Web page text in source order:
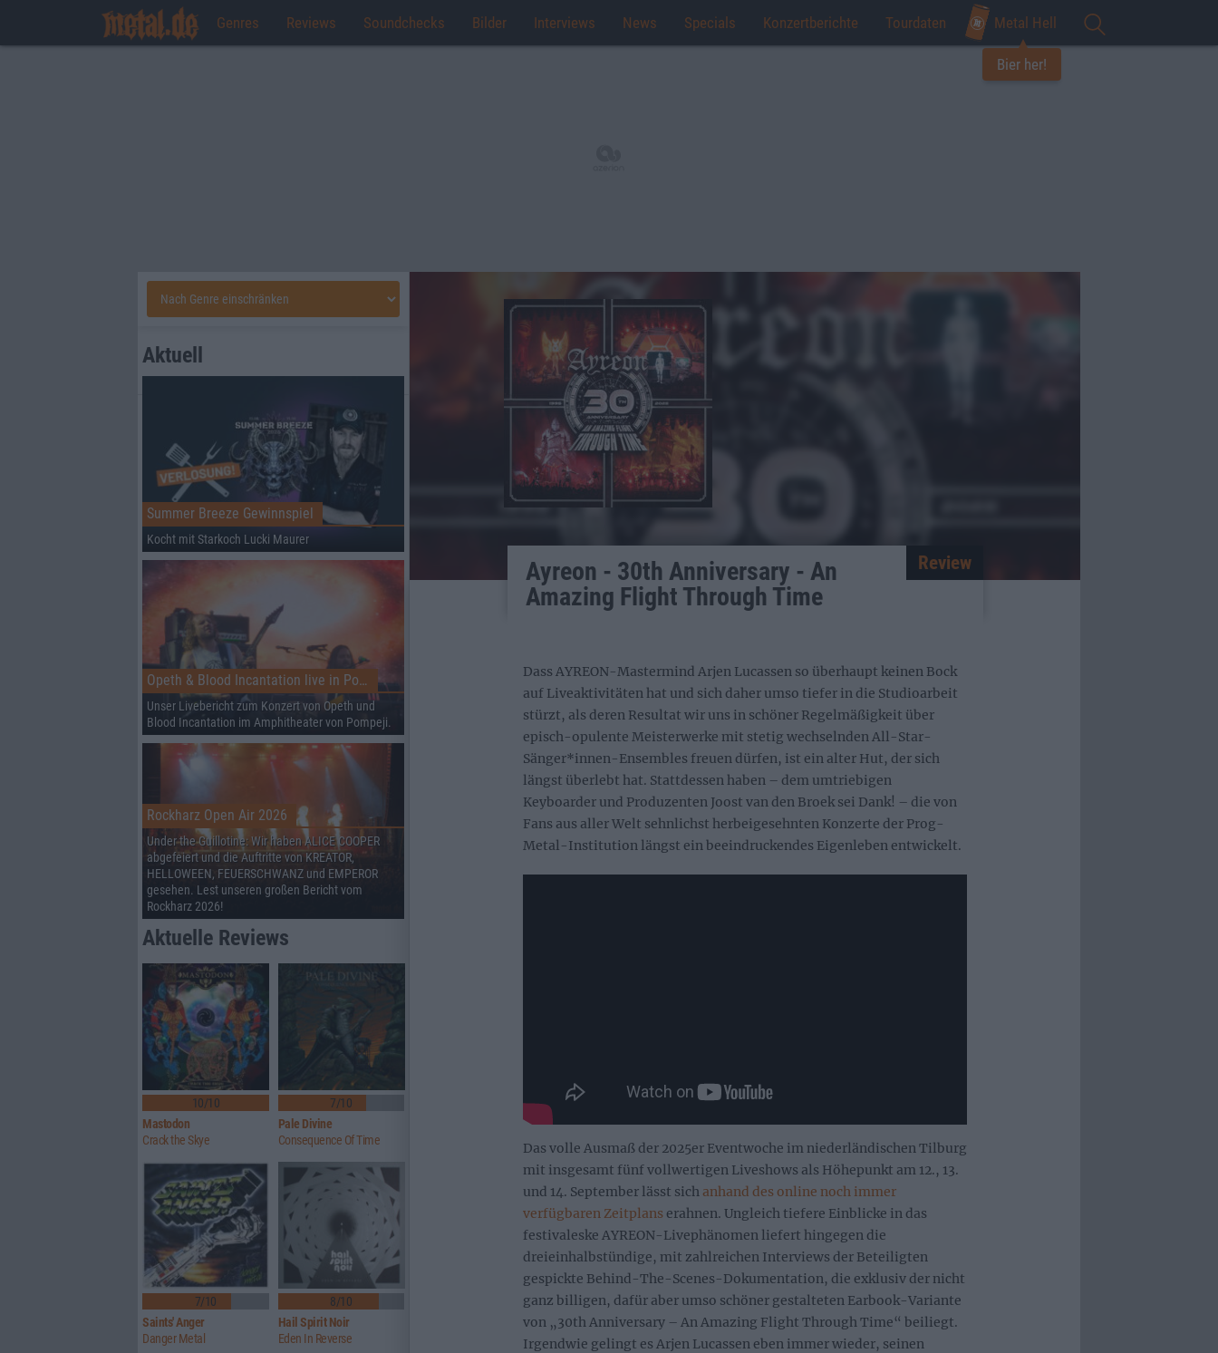
Genres Reviews Soundchecks Bilder Interviews News Specials Konzertberichte Tourdaten Metal Hell
Bier her!
Ayreon - 30th Anniversary - An
Amazing Flight Through Time
Review
Dass AYREON-Mastermind Arjen Lucassen so überhaupt keinen Bock
auf Liveaktivitäten hat und sich daher umso tiefer in die Studioarbeit
stürzt, als deren Resultat wir uns in schöner Regelmäßigkeit über
episch-opulente Meisterwerke mit stetig wechselnden All-Star-
Sänger*innen-Ensembles freuen dürfen, ist ein alter Hut, der sich
längst überlebt hat. Stattdessen haben – dem umtriebigen
Keyboarder und Produzenten Joost van den Broek sei Dank! – die von
Fans aus aller Welt sehnlichst herbeigesehnten Konzerte der Prog-
Metal-Institution längst ein beeindruckendes Eigenleben entwickelt.
Das volle Ausmaß der 2025er Eventwoche im niederländischen Tilburg
mit insgesamt fünf vollwertigen Liveshows als Höhepunkt am 12., 13.
und 14. September lässt sich anhand des online noch immer
verfügbaren Zeitplans erahnen. Ungleich tiefere Einblicke in das
festivaleske AYREON-Livephänomen liefert hingegen die
dreieinhalbstündige, mit zahlreichen Interviews der Beteiligten
gespickte Behind-The-Scenes-Dokumentation, die exklusiv der nicht
ganz billigen, dafür aber umso schöner gestalteten Earbook-Variante
von „30th Anniversary – An Amazing Flight Through Time“ beiliegt.
Irgendwie gelingt es Arjen Lucassen eben immer wieder, seinen
Aktuell
Summer Breeze Gewinnspiel
Kocht mit Starkoch Lucki Maurer
Opeth & Blood Incantation live in Pompeji
Unser Livebericht zum Konzert von Opeth und
Blood Incantation im Amphitheater von Pompeji.
Rockharz Open Air 2026
Under the Guillotine: Wir haben ALICE COOPER
abgefeiert und die Auftritte von KREATOR,
HELLOWEEN, FEUERSCHWANZ und EMPEROR
gesehen. Lest unseren großen Bericht vom
Rockharz 2026!
Aktuelle Reviews
10/10
Mastodon
Crack the Skye
7/10
Pale Divine
Consequence Of Time
7/10
Saints' Anger
Danger Metal
8/10
Hail Spirit Noir
Eden In Reverse